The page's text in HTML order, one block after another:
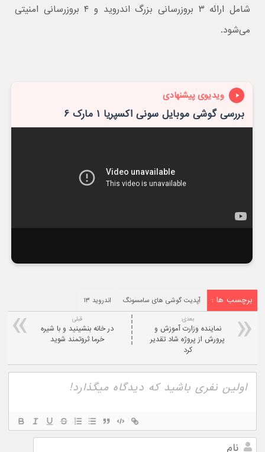
شامل ارائه ۳ بروزرسانی بزرگ اندروید و ۴ بروزرسانی امنیتی
می‌شود.
ویدیوی پیشنهادی
بررسی گوشی موبایل سونی اکسپریا ۱ مارک ۶
برچسب ها : آپدیت گوشی های سامسونگ اندروید ۱۳
قبلی
در خانه بنشینید و با شیره
خرما ثروتمند شوید
بعدی:
نماینده وزارت آموزش و
پرورش از پروژه شاد تقدیر
کرد
نام